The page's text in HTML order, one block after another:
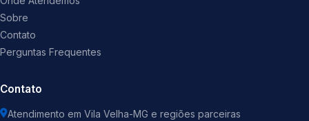
Sobre
Contato
Perguntas Frequentes
Contato
Atendimento em Vila Velha-MG e regiões parceiras